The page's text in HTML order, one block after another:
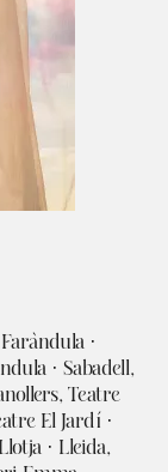
·
· Sabadell,
Teatre
El Jardí ·
· Lleida,